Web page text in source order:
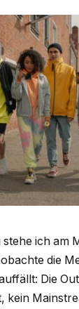
stehe ich am
die
Die
kein